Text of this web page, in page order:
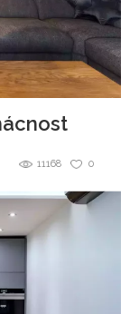
0
11168